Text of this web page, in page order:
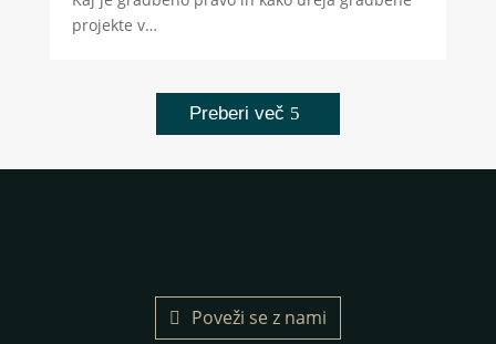
projekte v…
Preberi več
Poveži se z nami